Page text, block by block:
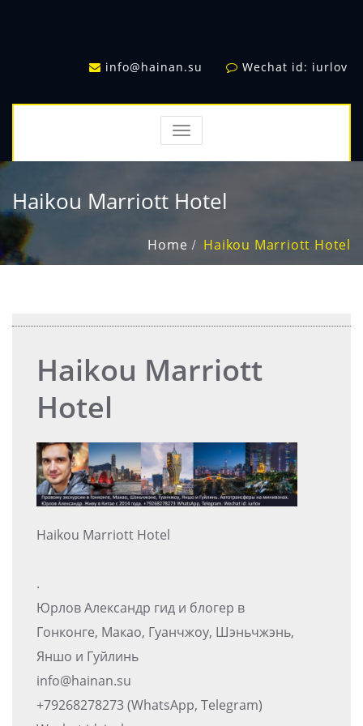
info@hainan.su Wechat id: iurlov
TOGGLE
NAVIGATION
Haikou Marriott Hotel
Home Haikou Marriott Hotel
Haikou Marriott
Hotel
Haikou Marriott Hotel
.
Юрлов Александр гид и блогер в
Гонконге, Макао, Гуанчжоу, Шэньчжэнь,
Яншо и Гуйлинь
info@hainan.su
+79268278273 (WhatsApp, Telegram)